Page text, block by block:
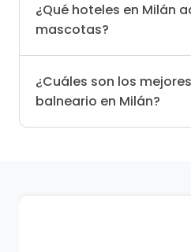
¿Qué hoteles en Milán
mascotas?
¿Cuáles son los
balneario en Milán?